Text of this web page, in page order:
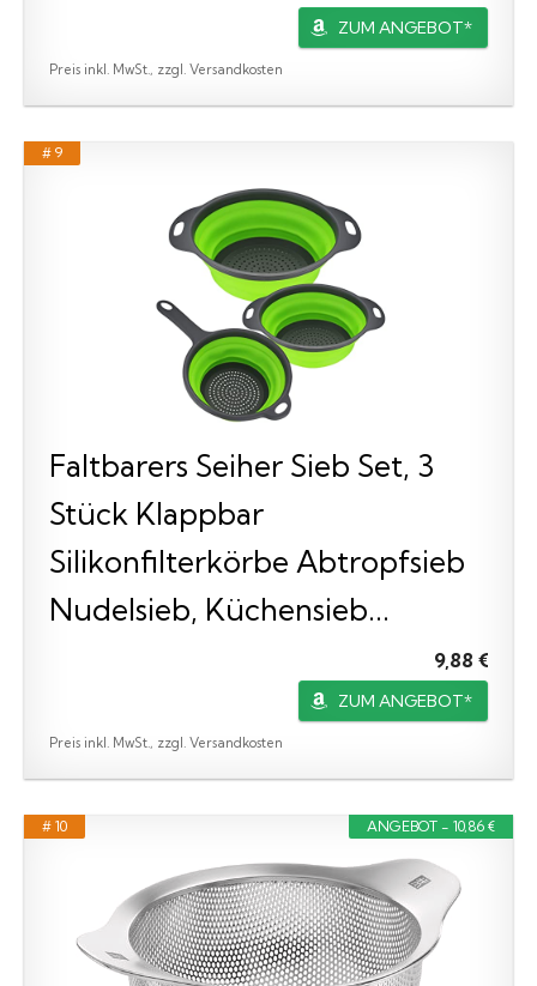
ZUM ANGEBOT*
Preis inkl. MwSt., zzgl. Versandkosten
# 9
Faltbarers Seiher Sieb Set, 3
Stück Klappbar
Silikonfilterkörbe Abtropfsieb
Nudelsieb, Küchensieb...
9,88 €
ZUM ANGEBOT*
Preis inkl. MwSt., zzgl. Versandkosten
ANGEBOT - 10,86 €
# 10